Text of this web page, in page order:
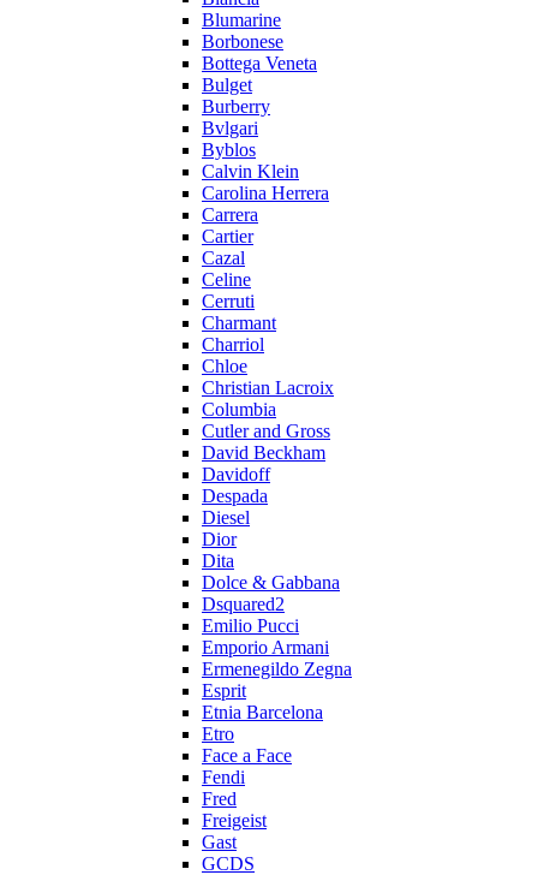
Blumarine
Borbonese
Bottega Veneta
Bulget
Burberry
Bvlgari
Byblos
Calvin Klein
Carolina Herrera
Carrera
Cartier
Cazal
Celine
Cerruti
Charmant
Charriol
Chloe
Christian Lacroix
Columbia
Cutler and Gross
David Beckham
Davidoff
Despada
Diesel
Dior
Dita
Dolce & Gabbana
Dsquared2
Emilio Pucci
Emporio Armani
Ermenegildo Zegna
Esprit
Etnia Barcelona
Etro
Face a Face
Fendi
Fred
Freigeist
Gast
GCDS